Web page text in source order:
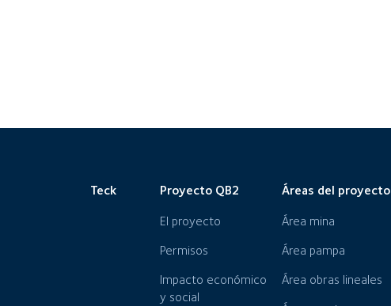
Teck Proyecto QB2
El proyecto
Permisos
Impacto económico
y social
Áreas del proyecto
Área mina
Área pampa
Área obras lineales